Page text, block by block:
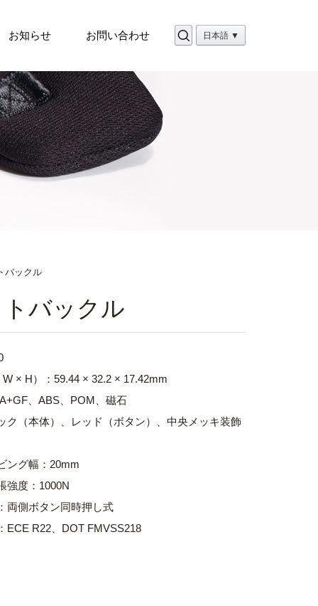
日本語 ▼
お知らせ お問い合わせ
バックル
バックル
× H）：59.44 × 32.2 × 17.42mm
、ABS、POM、磁石
ク（本体）、レッド（ボタン）、中央メッキ装飾
ング幅：20mm
強度：1000N
両側ボタン同時押し式
ECE R22、DOT FMVSS218